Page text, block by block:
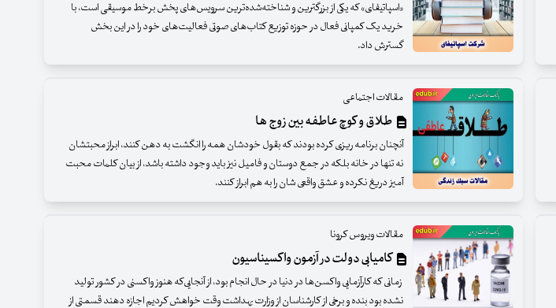
«اسپاتیفای» که یکی از بزرگترین و شناخته‌شده‌ترین سرویس‌های پخش برخط موسیقی است، با
خرید یک کمپانی فعال در حوزه توزیع کتاب‌های صوتی فعالیت‌های خود را در این بخش
گسترش داد.
مقالات اجتماعی
طلاق و کوچ عاطفه بین زوج ها
آنچنان برنامه ریزی کرده بودند که بقول خودشان همه را انگشت به دهن کنند، ابراز محبتشان
نه تنها در خانه بلکه در جمع دوستان و فامیل نیز باید وجود داشته باشد، از بیان کلمات محبت
آمیز دریغ نکرده و عشق واقعی شان را به هم ابراز کنند.
مقالات ویروس کرونا
کامیابی دولت در آزمون واکسیناسیون
زمانی که کارآزمایی واکسن‌ها در دنیا در حال انجام بود، از آنجایی‌که هنوز واکسنی در کشور تولید
نشده بود بنده و برخی از کارشناسان از وزارت بهداشت وقت خواهش کردیم اجازه دهند قسمتی از